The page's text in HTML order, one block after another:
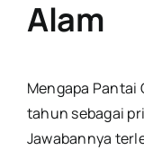
Alam
Mengapa
tahun sebagai
Jawabannya